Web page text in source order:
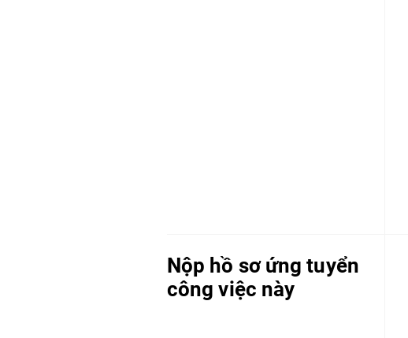
Nộp hồ sơ ứng tuyển
công việc này